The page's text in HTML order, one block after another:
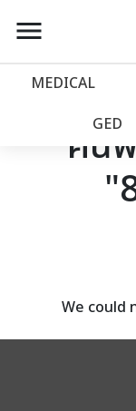
account_balance หน้าแรก
เว็บไซ
โปรโม
assignment ลงทะเ
menu
MEDICAL
GED
ค้น
We could